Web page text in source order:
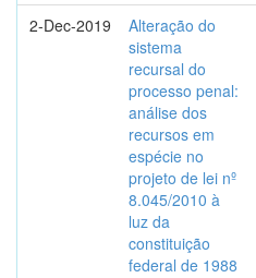
2-Dec-2019
Alteração do
sistema
recursal do
processo penal:
análise dos
recursos em
espécie no
projeto de lei nº
8.045/2010 à
luz da
constituição
federal de 1988